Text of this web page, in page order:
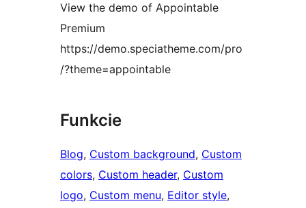
View the demo of Appointable
Premium
https://demo.speciatheme.com/pro
/?theme=appointable
Funkcie
Blog, Custom background, Custom
colors, Custom header, Custom
logo, Custom menu, Editor style